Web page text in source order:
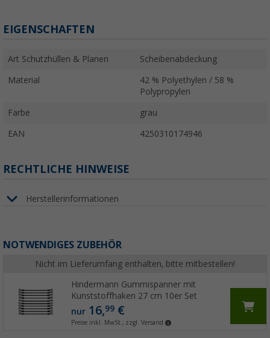
EIGENSCHAFTEN
Art Schutzhüllen & Planen Scheibenabdeckung
Material
42 % Polyethylen / 58 %
Polypropylen
Farbe grau
EAN 4250310174946
RECHTLICHE HINWEISE
Herstellerinformationen
NOTWENDIGES ZUBEHÖR
Nicht im Lieferumfang enthalten, bitte mitbestellen!
Hindermann Gummispanner mit
Kunststoffhaken 27 cm 10er Set
nur16,99€
Preise inkl. MwSt., zzgl. Versand